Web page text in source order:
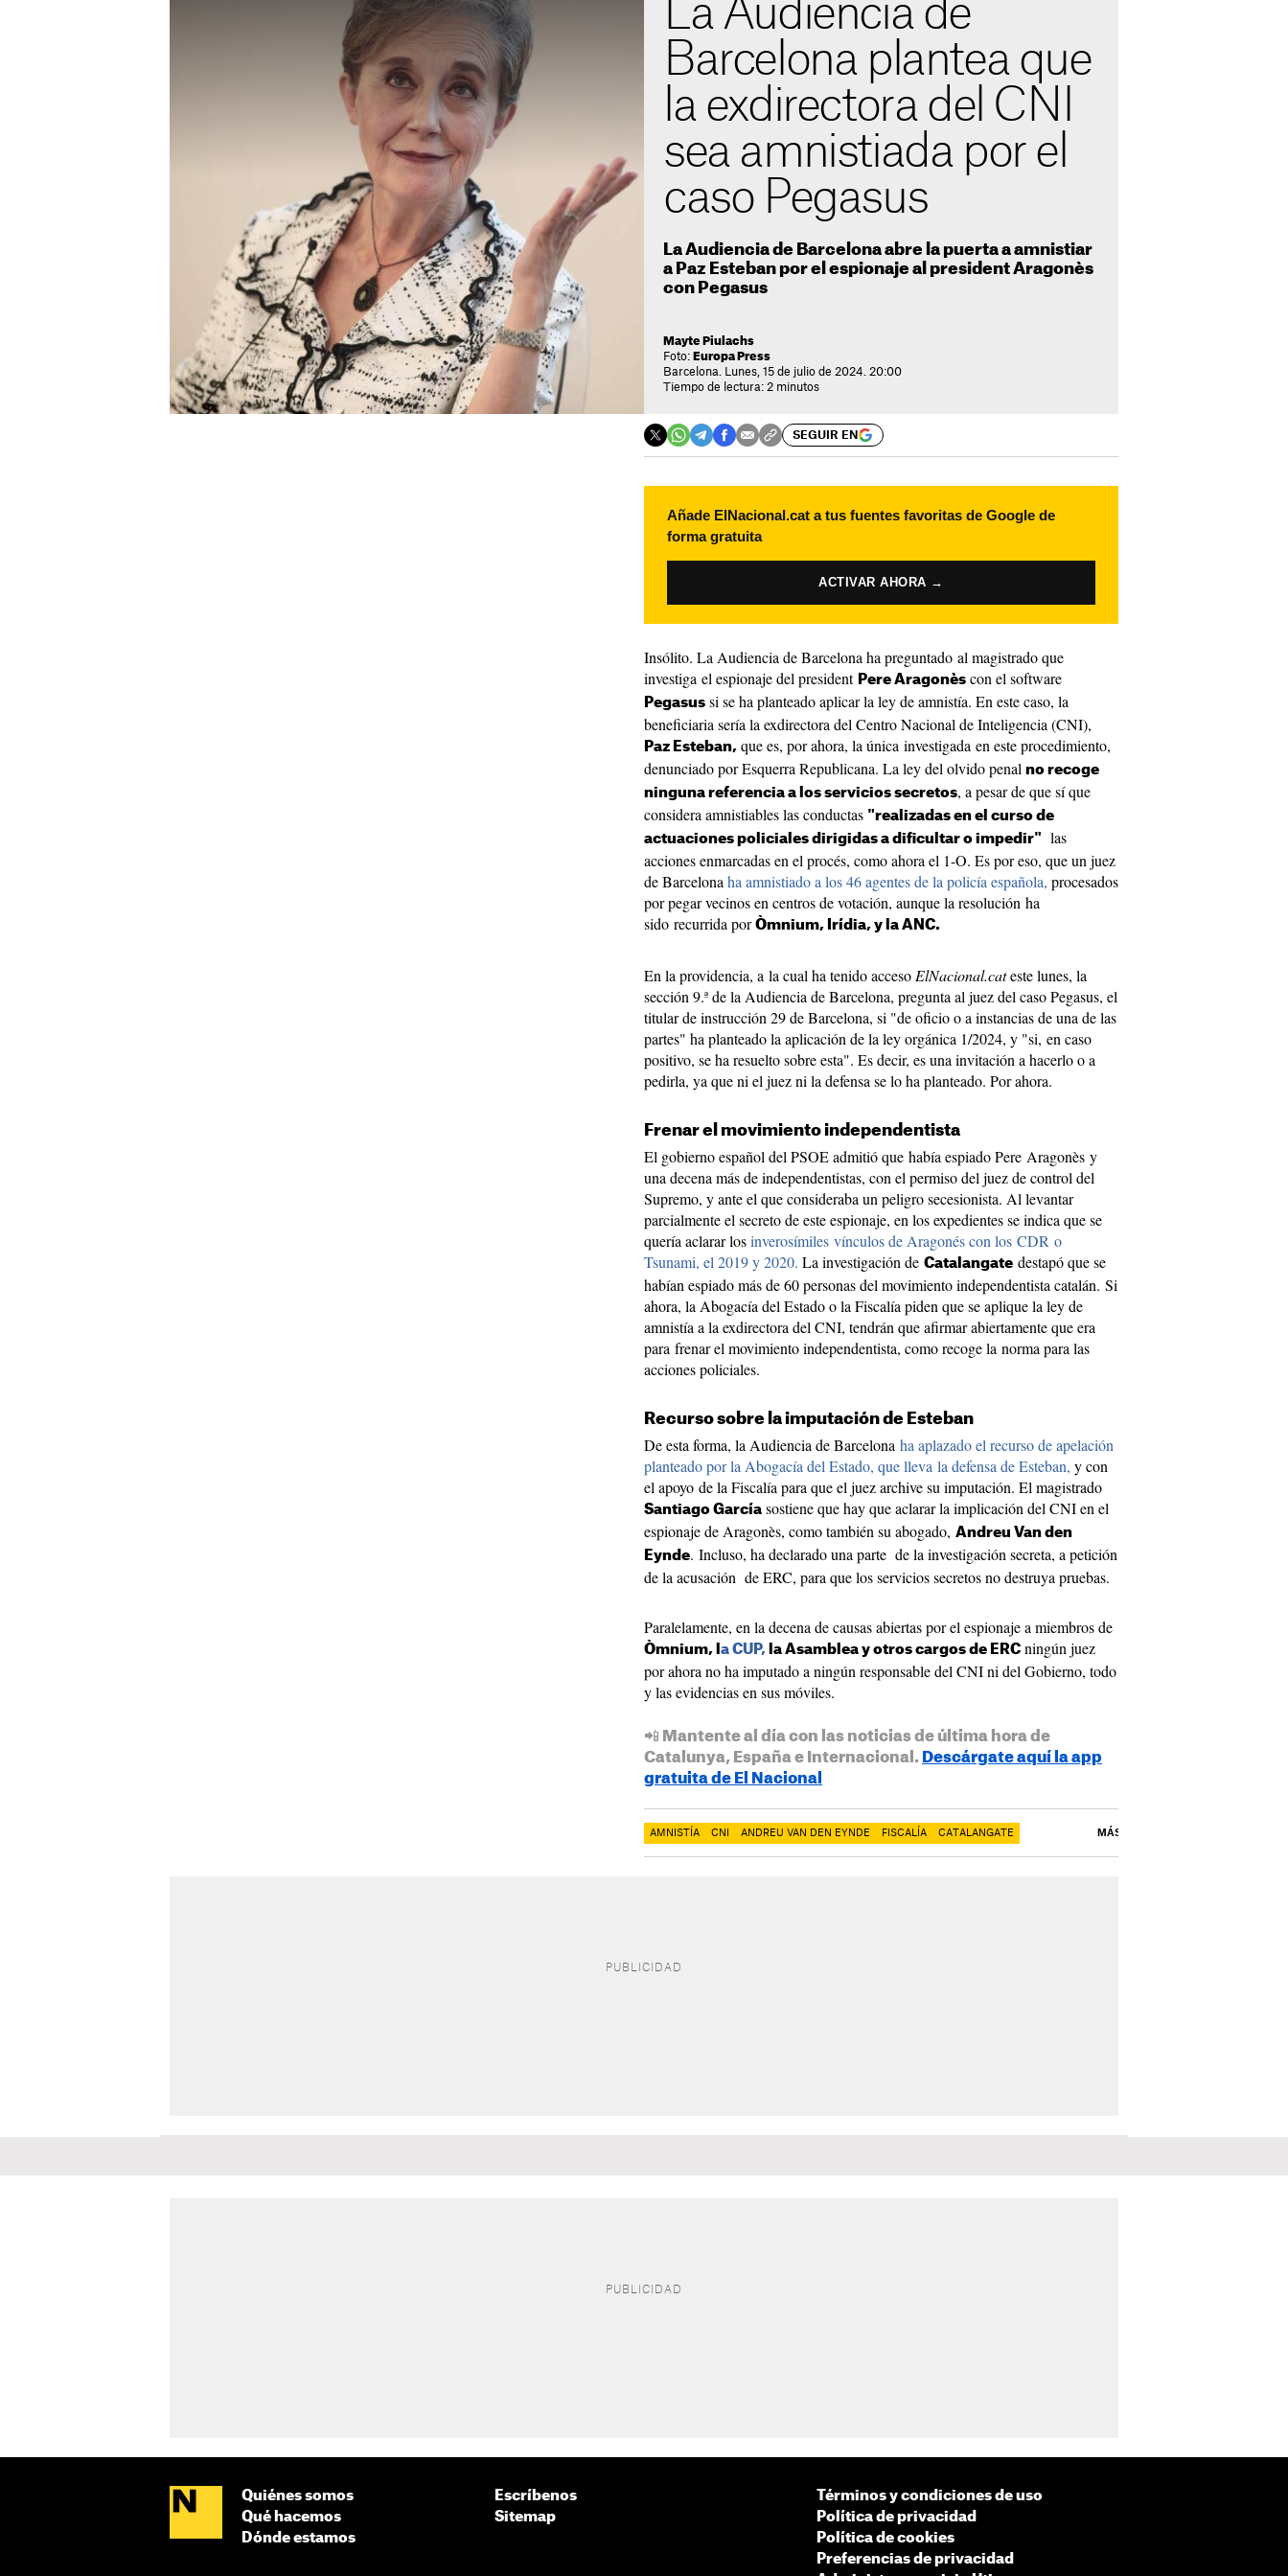
La Audiencia de
Barcelona plantea que
la exdirectora del CNI
sea amnistiada por el
caso Pegasus
La Audiencia de Barcelona abre la puerta a amnistiar
a Paz Esteban por el espionaje al president Aragonès
con Pegasus
Mayte Piulachs
Foto: Europa Press
Barcelona. Lunes, 15 de julio de 2024. 20:00
Tiempo de lectura: 2 minutos
SEGUIR EN
Añade ElNacional.cat a tus fuentes favoritas de Google de
forma gratuita
ACTIVAR AHORA →
Insólito. La Audiencia de Barcelona ha preguntado al magistrado que
investiga el espionaje del president Pere Aragonès con el software
Pegasus si se ha planteado aplicar la ley de amnistía. En este caso, la
beneficiaria sería la exdirectora del Centro Nacional de Inteligencia (CNI),
Paz Esteban, que es, por ahora, la única investigada en este procedimiento,
denunciado por Esquerra Republicana. La ley del olvido penal no recoge
ninguna referencia a los servicios secretos, a pesar de que sí que
considera amnistiables las conductas "realizadas en el curso de
actuaciones policiales dirigidas a dificultar o impedir"
las
acciones enmarcadas en el procés, como ahora el 1-O. Es por eso, que un juez
de Barcelona ha amnistiado a los 46 agentes de la policía española, procesados
por pegar vecinos en centros de votación, aunque la resolución ha
sido recurrida por Òmnium, Irídia, y la ANC.
En la providencia, a la cual ha tenido acceso ElNacional.cateste lunes, la
sección 9.ª de la Audiencia de Barcelona, pregunta al juez del caso Pegasus, el
titular de instrucción 29 de Barcelona, si "de oficio o a instancias de una de las
partes" ha planteado la aplicación de la ley orgánica 1/2024, y "si, en caso
positivo, se ha resuelto sobre esta". Es decir, es una invitación a hacerlo o a
pedirla, ya que ni el juez ni la defensa se lo ha planteado. Por ahora.
Frenar el movimiento independentista
El gobierno español del PSOE admitió que había espiado Pere Aragonès y
una decena más de independentistas, con el permiso del juez de control del
Supremo, y ante el que consideraba un peligro secesionista. Al levantar
parcialmente el secreto de este espionaje, en los expedientes se indica que se
quería aclarar losinverosímiles vínculos de Aragonés con los CDR o
Tsunami, el 2019 y 2020. La investigación de Catalangate destapó que se
habían espiado más de 60 personas del movimiento independentista catalán. Si
ahora, la Abogacía del Estado o la Fiscalía piden que se aplique la ley de
amnistía a la exdirectora del CNI, tendrán que afirmar abiertamente que era
para frenar el movimiento independentista, como recoge la norma para las
acciones policiales.
Recurso sobre la imputación de Esteban
De esta forma, la Audiencia de Barcelona ha aplazado el recurso de apelación
planteado por la Abogacía del Estado, que lleva la defensa de Esteban, y con
el apoyo de la Fiscalía para que el juez archive su imputación. El magistrado
Santiago García sostiene que hay que aclarar la implicación del CNI en el
espionaje de Aragonès, como también su abogado, Andreu Van den
Eynde. Incluso, ha declarado una parte de la investigación secreta, a petición
de la acusación de ERC, para que los servicios secretos no destruya pruebas.
Paralelamente, en la decena de causas abiertas por el espionaje a miembros de
Òmnium, l a CUP, la Asamblea y otros cargos de ERC ningún juez
por ahora no ha imputado a ningún responsable del CNI ni del Gobierno, todo
y las evidencias en sus móviles.
📲 Mantente al día con las noticias de última hora de
Catalunya, España e Internacional. Descárgate aquí la app
gratuita de El Nacional
AMNISTÍA CNI ANDREU VAN DEN EYNDE FISCALÍA CATALANGATE MÁS
Quiénes somos
Qué hacemos
Dónde estamos
Escríbenos
Sitemap
Términos y condiciones de uso
Política de privacidad
Política de cookies
Preferencias de privacidad